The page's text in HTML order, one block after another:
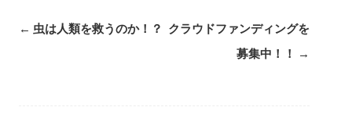
Post
← 虫は人類を救うのか！？
クラウドファンディングを
募集中！！
→